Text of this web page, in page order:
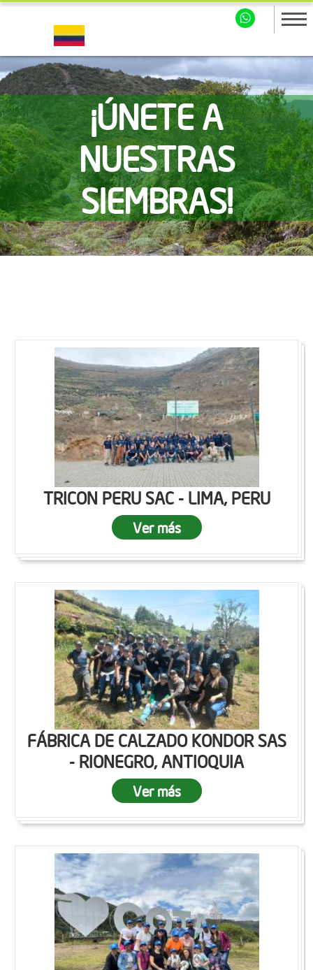
¡ÚNETE A
NUESTRAS
SIEMBRAS!
TRICON PERU SAC - LIMA, PERU
Ver más
FÁBRICA DE CALZADO KONDOR SAS
- RIONEGRO, ANTIOQUIA
Ver más